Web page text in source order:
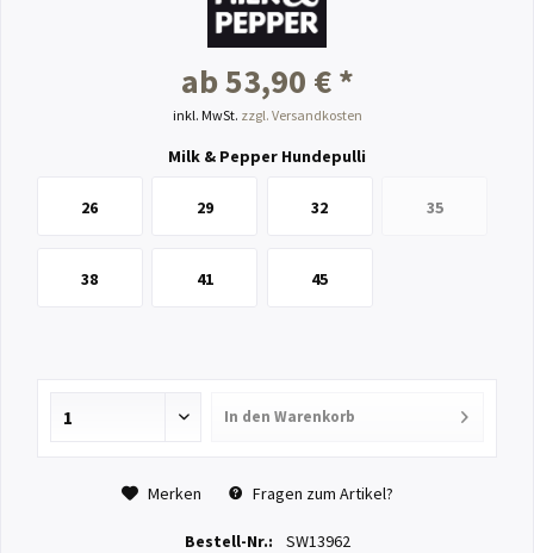
ab 53,90 € *
inkl. MwSt. zzgl. Versandkosten
Milk & Pepper Hundepulli
26 29 32 35
38 41 45
In den Warenkorb
Merken Fragen zum Artikel?
Bestell-Nr.: SW13962